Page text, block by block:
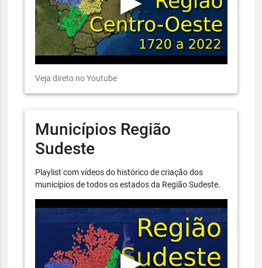
Veja direto no Youtube
Municípios Região
Sudeste
Playlist com vídeos do histórico de criação dos
municípios de todos os estados da Região Sudeste.